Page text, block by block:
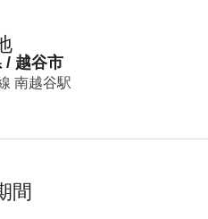
/ 越谷市
南越谷駅
間